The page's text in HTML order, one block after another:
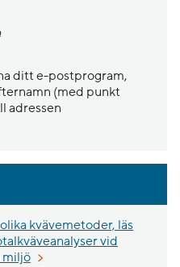
ditt e-postprogram,
(med punkt
adressen
kvävemetoder, läs
vid
miljöLänk till annan